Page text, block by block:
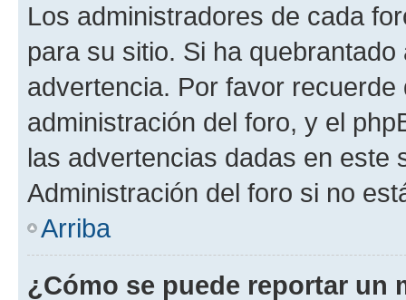
Los administradores de cada
para su sitio. Si ha
advertencia. Por favor
administración del foro, y el
las advertencias dadas en este
Administración del foro si no
Arriba
¿Cómo se puede reportar un